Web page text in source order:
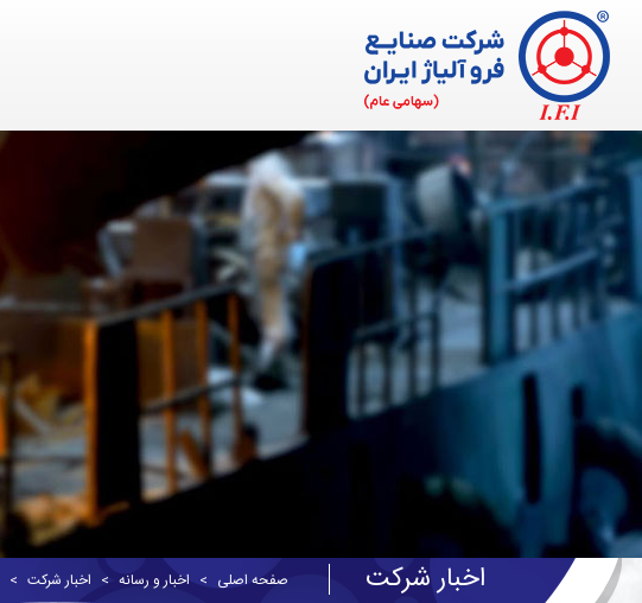
اخبار شرکت صفحه اصلی اخبار و رسانه اخبار شرکت